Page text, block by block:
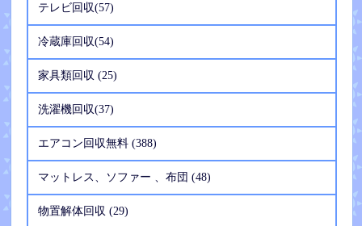
テレビ回収(57)
冷蔵庫回収(54)
家具類回収 (25)
洗濯機回収(37)
エアコン回収無料 (388)
マットレス、ソファー 、布団 (48)
物置解体回収 (29)